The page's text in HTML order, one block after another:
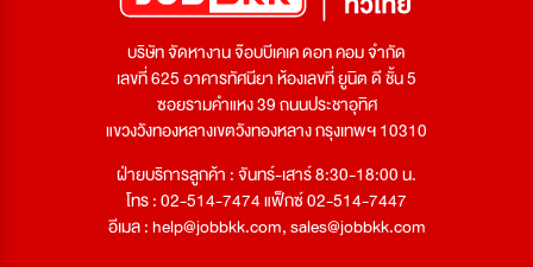
บริษัท จัดหางาน จ๊อบบีเคเค ดอท คอม จำกัด
เลขที่ 625 อาคารทัศนียา ห้องเลขที่ ยูนิต ดี ชั้น 5
ซอยรามคำแหง 39 ถนนประชาอุทิศ
แขวงวังทองหลางเขตวังทองหลาง กรุงเทพฯ 10310
ฝ่ายบริการลูกค้า : จันทร์-เสาร์ 8:30-18:00 น.
โทร : 02-514-7474 แฟ็กซ์ 02-514-7447
อีเมล :help@jobbkk.com,sales@jobbkk.com